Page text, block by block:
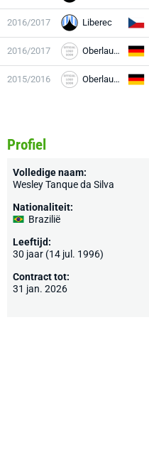
2016/2017 Liberec
2016/2017 Oberlausitz
2015/2016 Oberlausitz
Profiel
Volledige naam:
Wesley Tanque da Silva
Nationaliteit:
Brazilië
Leeftijd:
30 jaar (14 jul. 1996)
Contract tot:
31 jan. 2026